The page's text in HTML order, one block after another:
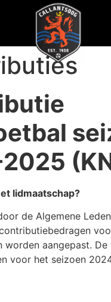
lidmaatschap?
de Algemene
worden aangepast.
voor het seizoen